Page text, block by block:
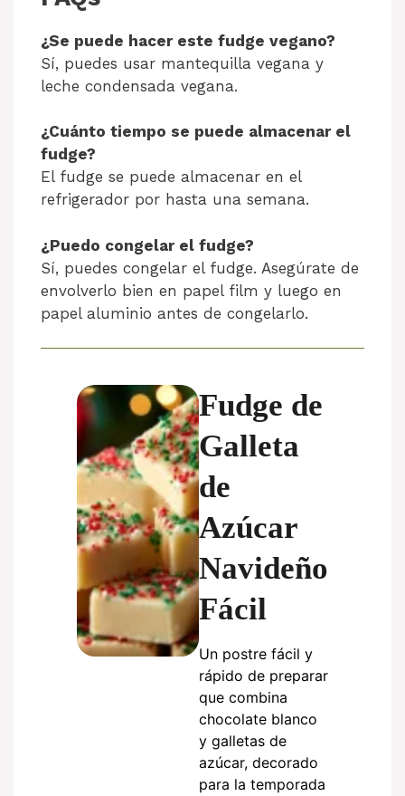
¿Se puede hacer este fudge vegano?
Sí, puedes usar mantequilla vegana y
leche condensada vegana.
¿Cuánto tiempo se puede almacenar el
fudge?
El fudge se puede almacenar en el
refrigerador por hasta una semana.
¿Puedo congelar el fudge?
Sí, puedes congelar el fudge. Asegúrate de
envolverlo bien en papel film y luego en
papel aluminio antes de congelarlo.
Fudge de
Galleta
de
Azúcar
Navideño
Fácil
Un postre fácil y
rápido de preparar
que combina
chocolate blanco
y galletas de
azúcar, decorado
para la temporada